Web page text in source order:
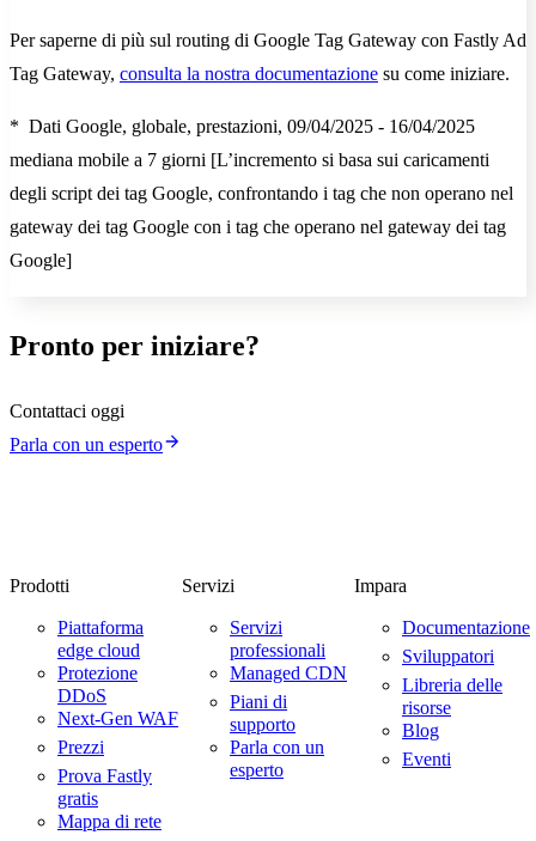
Per saperne di più sul routing di Google Tag Gateway con Fastly Ad
Tag Gateway, consulta la nostra documentazione su come iniziare.
* Dati Google, globale, prestazioni, 09/04/2025 - 16/04/2025
mediana mobile a 7 giorni [L’incremento si basa sui caricamenti
degli script dei tag Google, confrontando i tag che non operano nel
gateway dei tag Google con i tag che operano nel gateway dei tag
Google]
Pronto per iniziare?
Contattaci oggi
Parla con un esperto
Prodotti
Piattaforma
edge cloud
Protezione
DDoS
Next-Gen WAF
Prezzi
Prova Fastly
gratis
Mappa di rete
Servizi
Servizi
professionali
Managed CDN
Piani di
supporto
Parla con un
esperto
Impara
Documentazione
Sviluppatori
Libreria delle
risorse
Blog
Eventi